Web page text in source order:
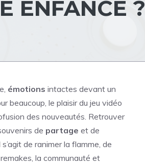
ENFANCE ?
émotions intactes devant un
beaucoup, le plaisir du jeu vidéo
des nouveautés. Retrouver
de partage et de
de ranimer la flamme, de
la communauté et